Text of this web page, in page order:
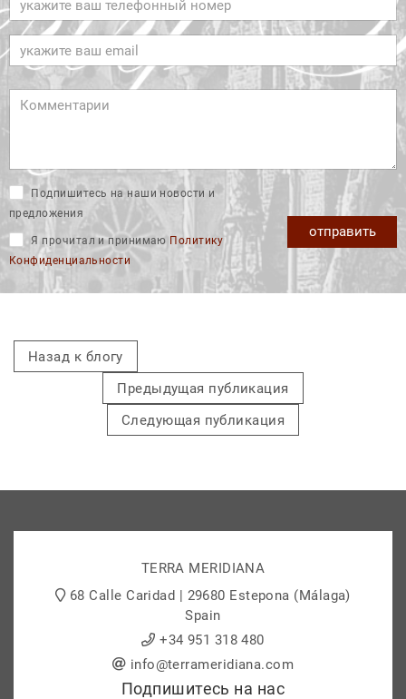
Подпишитесь на наши новости и
предложения
Я прочитал и принимаю Политику
Конфиденциальности
отправить
Назад к блогу
Предыдущая публикация
Следующая публикация
TERRA MERIDIANA
68 Calle Caridad | 29680 Estepona (Málaga)
Spain
+34 951 318 480
info@terrameridiana.com
Подпишитесь на нас